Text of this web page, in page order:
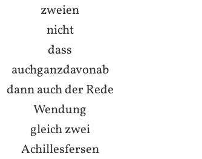
zweien
nicht
dass
auchganzdavonab
dann auch der Rede
Wendung
gleich zwei
Achillesfersen